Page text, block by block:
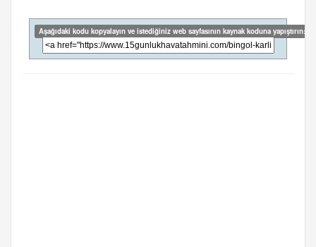
Aşağıdaki kodu kopyalayın ve istediğiniz web sayfasının kaynak koduna yapıştırın: